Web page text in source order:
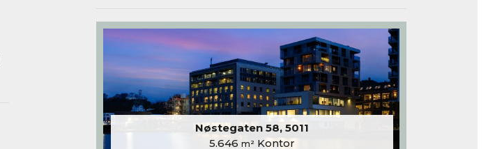
Nøstegaten 58, 5011
5.646 m²Kontor